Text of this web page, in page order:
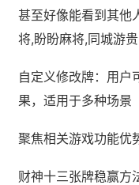
甚至好像能看到其他
将,盼盼麻将,同城游
自定义修改牌：用户
果，适用于多种场景
聚焦相关游戏功能优
财神十三张牌稳赢方